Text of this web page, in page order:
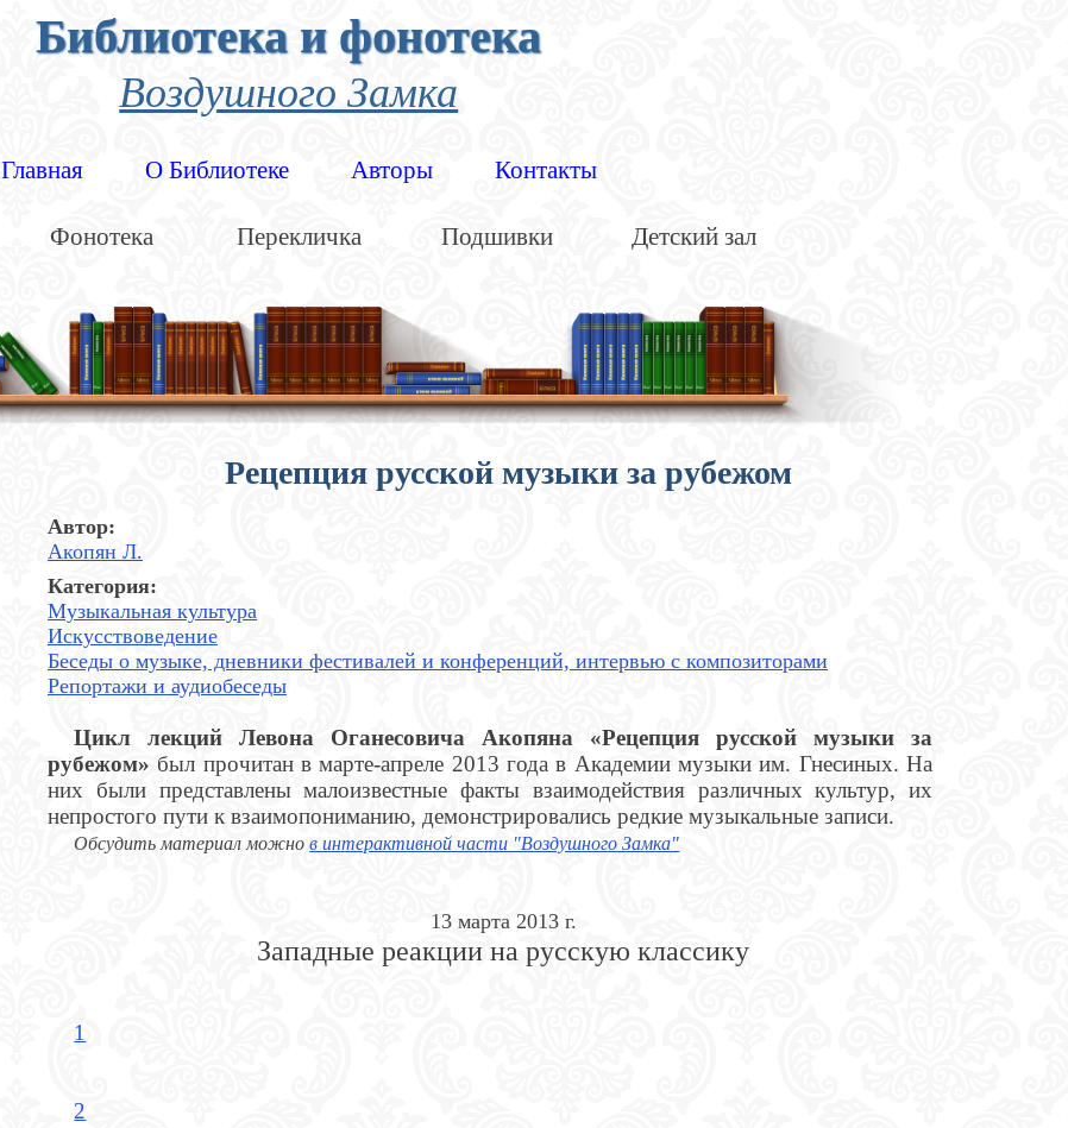
Библиотека и фонотека
Воздушного Замка
Главная О Библиотеке Авторы Контакты
Фонотека Перекличка Подшивки Детский зал
Рецепция русской музыки за рубежом
Автор:
Акопян Л.
Категория:
Музыкальная культура
Искусствоведение
Беседы о музыке, дневники фестивалей и конференций, интервью с композиторами
Репортажи и аудиобеседы
Цикл лекций Левона Оганесовича Акопяна «Рецепция русской музыки за
рубежом» был прочитан в марте-апреле 2013 года в Академии музыки им. Гнесиных. На
них были представлены малоизвестные факты взаимодействия различных культур, их
непростого пути к взаимопониманию, демонстрировались редкие музыкальные записи.
Обсудить материал можнов интерактивной части "Воздушного Замка"
13 марта 2013 г.
Западные реакции на русскую классику
1
2